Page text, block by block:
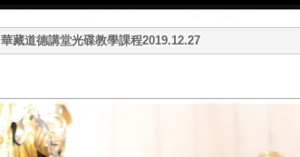
華藏道德講堂光碟教學課程2019.12.27